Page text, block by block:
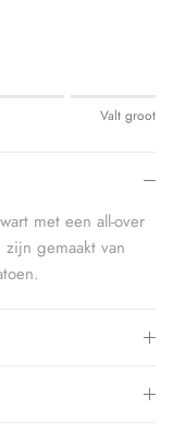
Valt groot
met een all-over
gemaakt van